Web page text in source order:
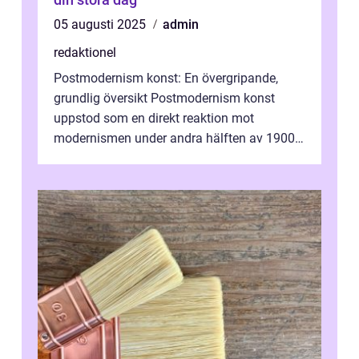
05 augusti 2025
admin
redaktionel
Postmodernism konst: En övergripande,
grundlig översikt Postmodernism konst
uppstod som en direkt reaktion mot
modernismen under andra hälften av 1900-